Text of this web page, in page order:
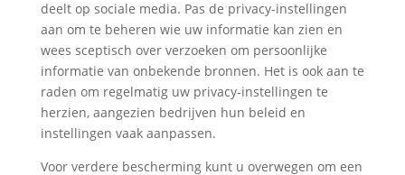
deelt op sociale media. Pas de privacy-instellingen
aan om te beheren wie uw informatie kan zien en
wees sceptisch over verzoeken om persoonlijke
informatie van onbekende bronnen. Het is ook aan te
raden om regelmatig uw privacy-instellingen te
herzien, aangezien bedrijven hun beleid en
instellingen vaak aanpassen.
Voor verdere bescherming kunt u overwegen om een